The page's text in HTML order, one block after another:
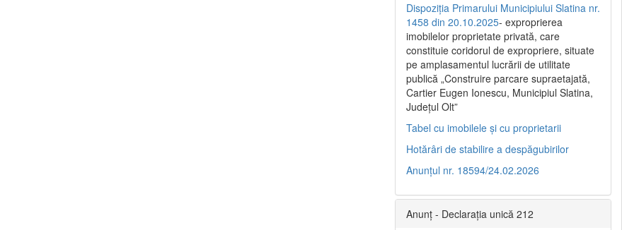
Dispoziția Primarului Municipiului Slatina nr.
1458 din 20.10.2025- exproprierea
imobilelor proprietate privată, care
constituie coridorul de expropriere, situate
pe amplasamentul lucrării de utilitate
publică „Construire parcare supraetajată,
Cartier Eugen Ionescu, Municipiul Slatina,
Județul Olt”
Tabel cu imobilele și cu proprietarii
Hotărâri de stabilire a despăgubirilor
Anunțul nr. 18594/24.02.2026
Anunț - Declarația unică 212